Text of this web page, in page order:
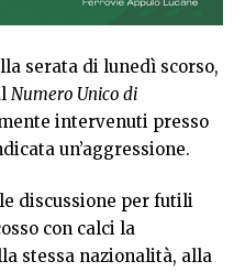
serata di lunedì scorso,
Numero Unico di
intervenuti presso
un’aggressione.
discussione per futili
con calci la
stessa nazionalità, alla